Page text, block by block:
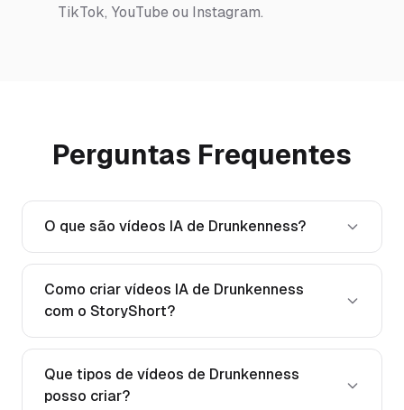
TikTok, YouTube ou Instagram.
Perguntas Frequentes
O que são vídeos IA de Drunkenness?
Como criar vídeos IA de Drunkenness
com o StoryShort?
Que tipos de vídeos de Drunkenness
posso criar?